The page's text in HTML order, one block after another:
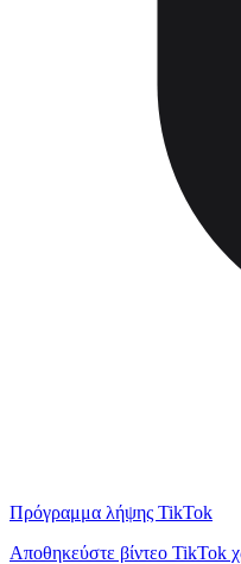
Πρόγραμμα λήψης TikTok
Αποθηκεύστε βίντεο TikTok